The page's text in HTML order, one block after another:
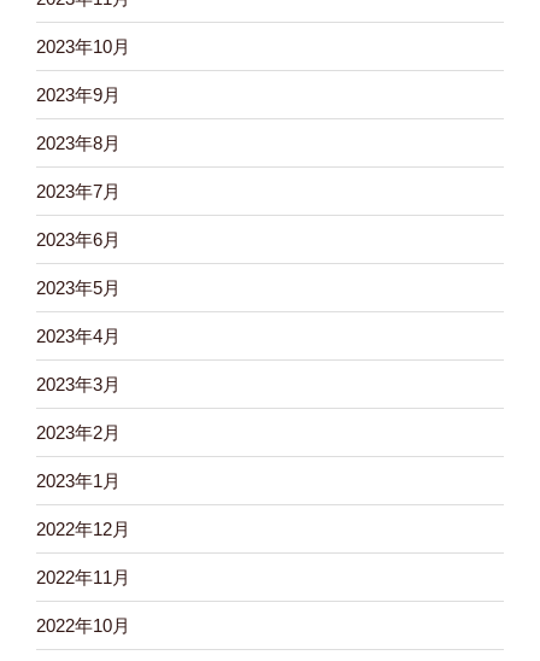
2023年10月
2023年9月
2023年8月
2023年7月
2023年6月
2023年5月
2023年4月
2023年3月
2023年2月
2023年1月
2022年12月
2022年11月
2022年10月